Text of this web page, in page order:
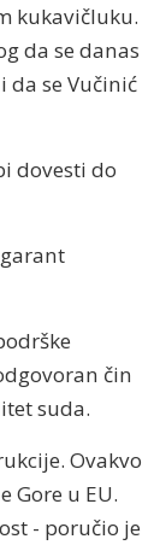
kukavičluku.
da se danas
se Vučinić
dovesti do
čin
suda.
Ovakvo
Gore u EU.
- poručio je